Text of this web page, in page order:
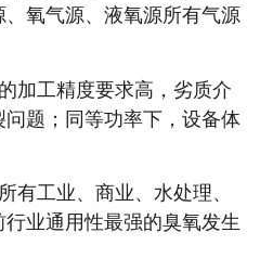
氧气源、液氧源所有气源
加工精度要求高，劣质介
题；同等功率下，设备体
有工业、商业、水处理、
业通用性最强的臭氧发生